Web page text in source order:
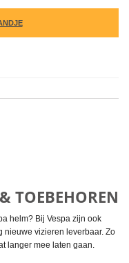
TOEBEHOREN
helm? Bij Vespa zijn ook
nieuwe vizieren leverbaar. Zo
langer mee laten gaan.